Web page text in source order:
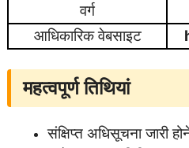
वर्ग
आधिकारिक वेबसाइट
महत्वपूर्ण तिथियां
संक्षिप्त अधिसूचना जारी